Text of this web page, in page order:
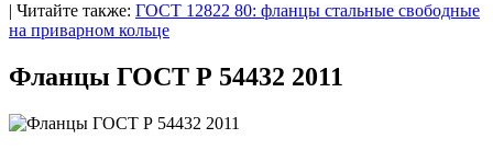
| Читайте также: ГОСТ 12822 80: фланцы стальные свободные
на приварном кольце
Фланцы ГОСТ Р 54432 2011